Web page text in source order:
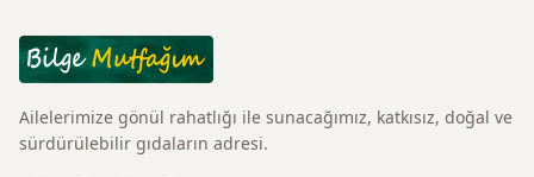
Ailelerimize gönül rahatlığı ile sunacağımız, katkısız, doğal ve
sürdürülebilir gıdaların adresi.